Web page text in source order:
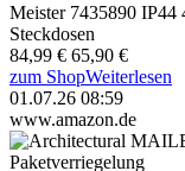
Meister 7435890 IP44
Steckdosen
84,99 € 65,90 €
zum ShopWeiterlesen
01.07.26 08:59
www.amazon.de